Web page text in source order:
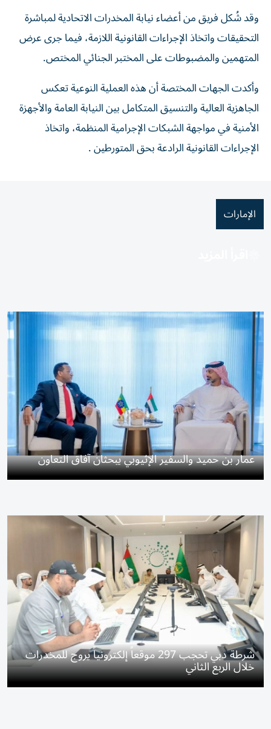
وقد شُكل فريق من أعضاء نيابة المخدرات الاتحادية لمباشرة
التحقيقات واتخاذ الإجراءات القانونية اللازمة، فيما جرى عرض
المتهمين والمضبوطات على المختبر الجنائي المختص.
وأكدت الجهات المختصة أن هذه العملية النوعية تعكس
الجاهزية العالية والتنسيق المتكامل بين النيابة العامة والأجهزة
الأمنية في مواجهة الشبكات الإجرامية المنظمة، واتخاذ
الإجراءات القانونية الرادعة بحق المتورطين .
الإمارات
عمار بن حميد والسفير الإثيوبي يبحثان آفاق التعاون
شرطة دبي تحجب 297 موقعاً إلكترونياً يروج للمخدرات
خلال الربع الثاني